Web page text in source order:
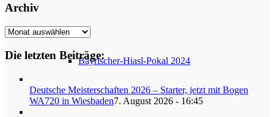
Bayrischer-Hiasl-Pokal 2024
Archiv
Archiv
Die letzten Beiträge:
Deutsche Meisterschaften 2026 – Starter, jetzt mit Bogen
WA720 in Wiesbaden7. August 2026 - 16:45